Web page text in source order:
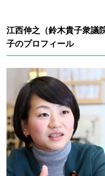
江西伸之（鈴木貴子衆議
子のプロフィール